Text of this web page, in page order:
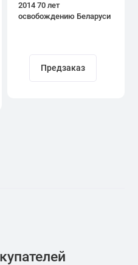
2014 70 лет
освобождению Беларуси
Предзаказ